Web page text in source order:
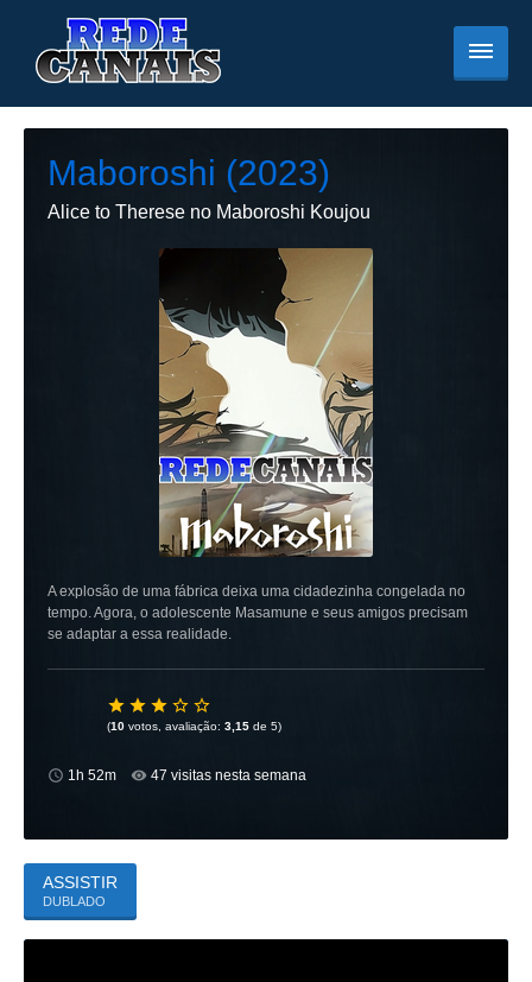
Maboroshi (2023)
Alice to Therese no Maboroshi Koujou
A explosão de uma fábrica deixa uma cidadezinha congelada no
tempo. Agora, o adolescente Masamune e seus amigos precisam
se adaptar a essa realidade.
(10 votos, avaliação: 3,15 de 5)
1h 52m 47 visitas nesta semana
ASSISTIR
DUBLADO